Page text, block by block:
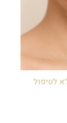
לטיפול